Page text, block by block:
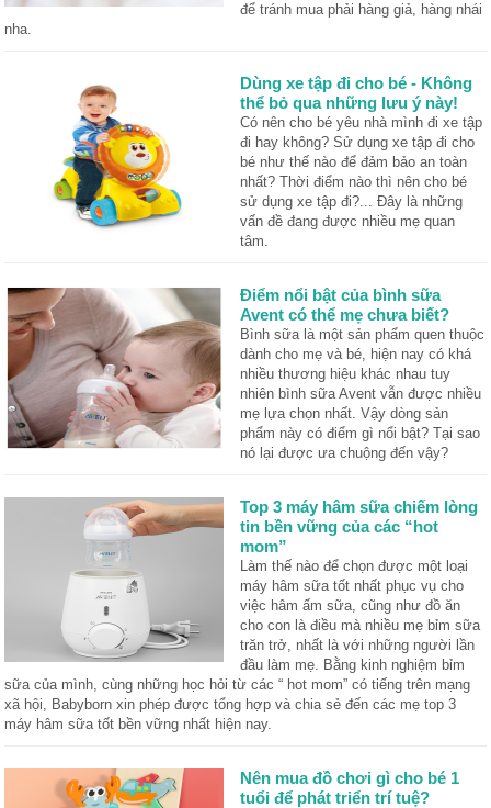
để tránh mua phải hàng giả, hàng nhái
nha.
Dùng xe tập đi cho bé - Không
thể bỏ qua những lưu ý này!
Có nên cho bé yêu nhà mình đi xe tập
đi hay không? Sử dụng xe tập đi cho
bé như thế nào để đảm bảo an toàn
nhất? Thời điểm nào thì nên cho bé
sử dụng xe tập đi?... Đây là những
vấn đề đang được nhiều mẹ quan
tâm.
Điểm nổi bật của bình sữa
Avent có thể mẹ chưa biết?
Bình sữa là một sản phẩm quen thuộc
dành cho mẹ và bé, hiện nay có khá
nhiều thương hiệu khác nhau tuy
nhiên bình sữa Avent vẫn được nhiều
mẹ lựa chọn nhất. Vậy dòng sản
phẩm này có điểm gì nổi bật? Tại sao
nó lại được ưa chuộng đến vậy?
Top 3 máy hâm sữa chiếm lòng
tin bền vững của các “hot
mom”
Làm thế nào để chọn được một loại
máy hâm sữa tốt nhất phục vụ cho
việc hâm ấm sữa, cũng như đồ ăn
cho con là điều mà nhiều mẹ bỉm sữa
trăn trở, nhất là với những người lần
đầu làm mẹ. Bằng kinh nghiệm bỉm
sữa của mình, cùng những học hỏi từ các “ hot mom” có tiếng trên mạng
xã hội, Babyborn xin phép được tổng hợp và chia sẻ đến các mẹ top 3
máy hâm sữa tốt bền vững nhất hiện nay.
Nên mua đồ chơi gì cho bé 1
tuổi để phát triển trí tuệ?